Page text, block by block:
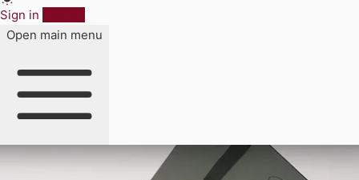
Sign in
Open main menu